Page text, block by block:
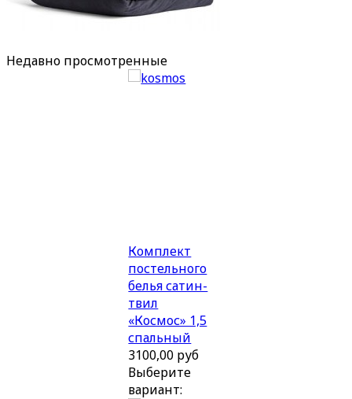
Недавно просмотренные
Комплект
постельного
белья сатин-
твил
«Космос» 1,5
спальный
3100,00 руб
Выберите
вариант: